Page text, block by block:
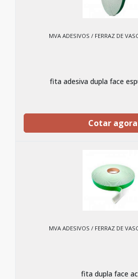
MVA ADESIVOS / FERRAZ DE
fita adesiva dupla face
Cotar agora
MVA ADESIVOS / FERRAZ DE
fita dupla face